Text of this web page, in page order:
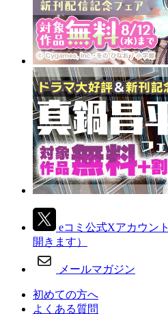
eコミ公式Xアカウント
開きます）
メールマガジン
初めての方へ
よくある質問